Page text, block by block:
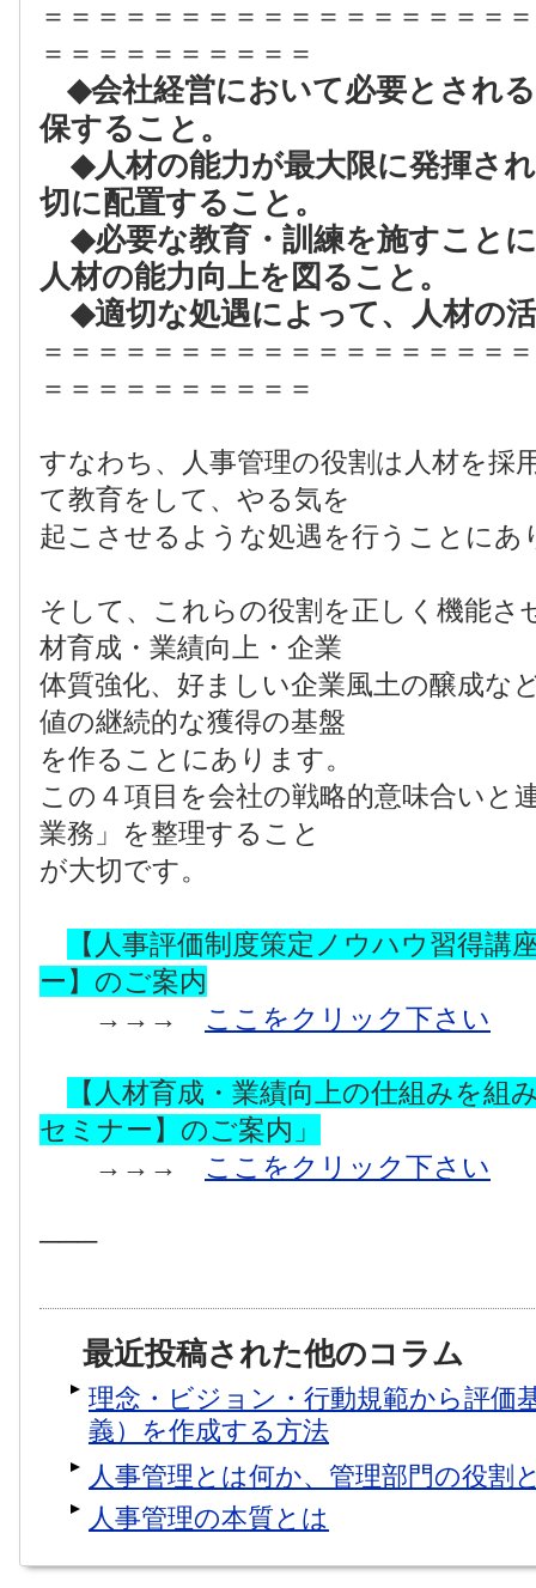
＝＝＝＝＝＝＝＝＝＝＝＝＝＝＝＝＝
＝＝＝＝＝＝＝＝＝＝
◆会社経営において必要とされ
保すること。
◆人材の能力が最大限に発揮さ
切に配置すること。
◆必要な教育・訓練を施すこと
人材の能力向上を図ること。
◆適切な処遇によって、人材の
＝＝＝＝＝＝＝＝＝＝＝＝＝＝＝＝＝
＝＝＝＝＝＝＝＝＝＝
すなわち、人事管理の役割は人材を採
て教育をして、やる気を
起こさせるような処遇を行うことにあ
そして、これらの役割を正しく機能さ
材育成・業績向上・企業
体質強化、好ましい企業風土の醸成な
値の継続的な獲得の基盤
を作ることにあります。
この４項目を会社の戦略的意味合いと
業務」を整理すること
が大切です。
【人事評価制度策定ノウハウ習得講
ー】のご案内
→→→ ここをクリック下さい
【人材育成・業績向上の仕組みを組
セミナー】のご案内」
→→→ ここをクリック下さい
───
最近投稿された他のコラム
理念・ビジョン・行動規範から評価
義）を作成する方法
人事管理とは何か、管理部門の役割
人事管理の本質とは